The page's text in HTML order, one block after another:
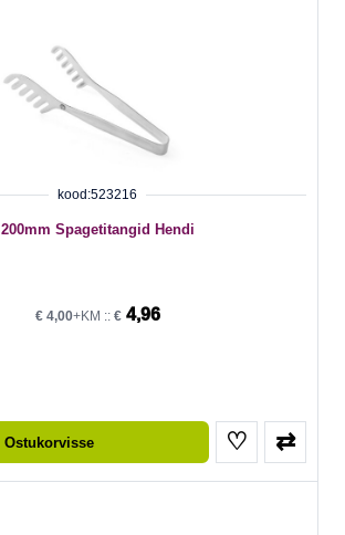
kood:523216
200mm Spagetitangid Hendi
€4,00+KM :: €4,96
Ostukorvisse ♡ ⇄